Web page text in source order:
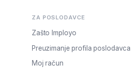
ZA POSLODAVCE
Zašto Imployo
Preuzimanje profila poslodavca
Moj račun